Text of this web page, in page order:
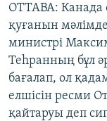
Search
ӘЛЕМ
АРНАЙЫ
Русский
ЖАЗЫЛЫҢЫЗ
ОТТАВА: Канада
қуғанын
министрі
Теһранның бұл
бағалап, ол
елшісін ресми
қайтаруы деп